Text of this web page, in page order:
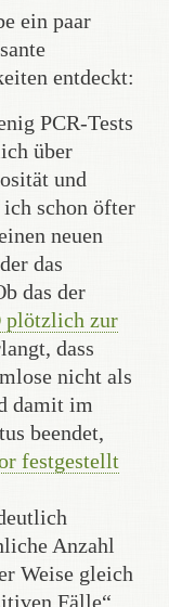
ein paar
entdeckt:
PCR-Tests
über
und
ich schon öfter
neuen
das
das der
plötzlich zur
dass
nicht als
damit im
beendet,
festgestellt
Anzahl
Weise gleich
Fälle“